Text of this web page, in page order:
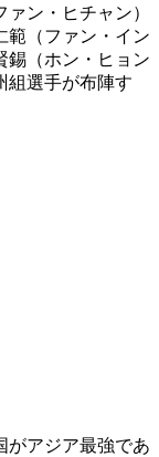
ン・ヒチャン）
範（ファン・イン
錫（ホン・ヒョン
組選手が布陣す
がアジア最強であ